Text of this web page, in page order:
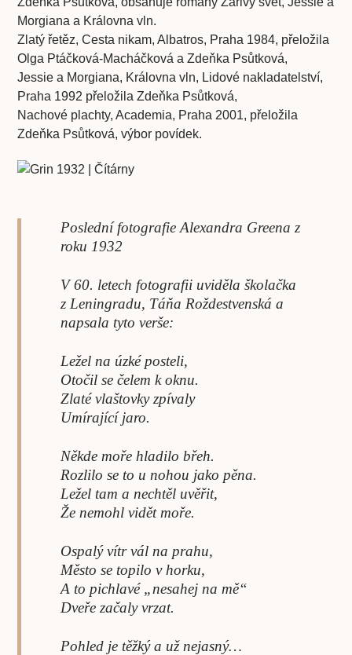
Morgiana a Královna vln.
Zlatý řetěz, Cesta nikam, Albatros, Praha 1984, přeložila
Olga Ptáčková-Macháčková a Zdeňka Psůtková,
Jessie a Morgiana, Královna vln, Lidové nakladatelství,
Praha 1992 přeložila Zdeňka Psůtková,
Nachové plachty, Academia, Praha 2001, přeložila
Zdeňka Psůtková, výbor povídek.
Poslední fotografie Alexandra Greena z
roku 1932
V 60. letech fotografii uviděla školačka
z Leningradu, Táňa Roždestvenská a
napsala tyto verše:
Ležel na úzké posteli,
Otočil se čelem k oknu.
Zlaté vlaštovky zpívaly
Umírající jaro.
Někde moře hladilo břeh.
Rozlilo se to u nohou jako pěna.
Ležel tam a nechtěl uvěřit,
Že nemohl vidět moře.
Ospalý vítr vál na prahu,
Město se topilo v horku,
A to pichlavé „nesahej na mě“
Dveře začaly vrzat.
Pohled je těžký a už nejasný…